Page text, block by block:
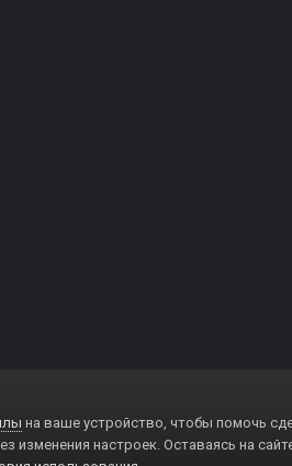
на ваше устройство, чтобы помочь
изменения настроек. Оставаясь на